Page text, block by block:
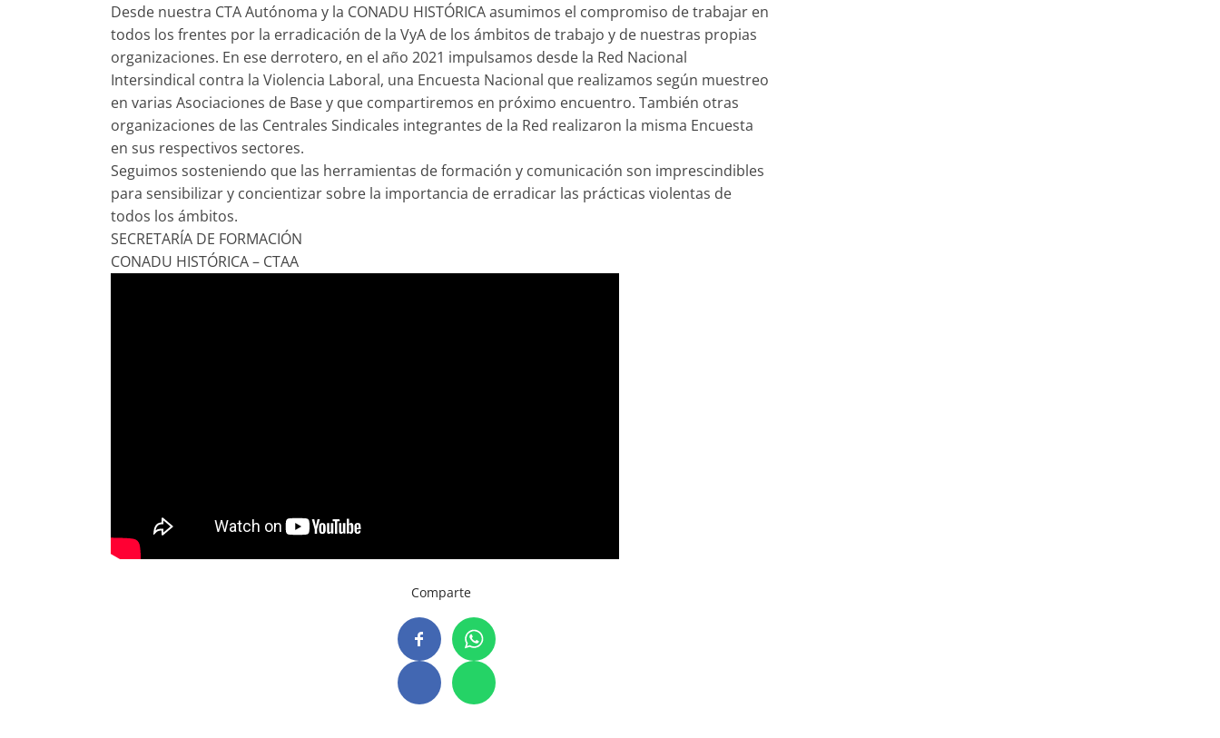
Desde nuestra CTA Autónoma y la CONADU HISTÓRICA asumimos el compromiso de trabajar en
todos los frentes por la erradicación de la VyA de los ámbitos de trabajo y de nuestras propias
organizaciones. En ese derrotero, en el año 2021 impulsamos desde la Red Nacional
Intersindical contra la Violencia Laboral, una Encuesta Nacional que realizamos según muestreo
en varias Asociaciones de Base y que compartiremos en próximo encuentro. También otras
organizaciones de las Centrales Sindicales integrantes de la Red realizaron la misma Encuesta
en sus respectivos sectores.
Seguimos sosteniendo que las herramientas de formación y comunicación son imprescindibles
para sensibilizar y concientizar sobre la importancia de erradicar las prácticas violentas de
todos los ámbitos.
SECRETARÍA DE FORMACIÓN
CONADU HISTÓRICA – CTAA
Comparte